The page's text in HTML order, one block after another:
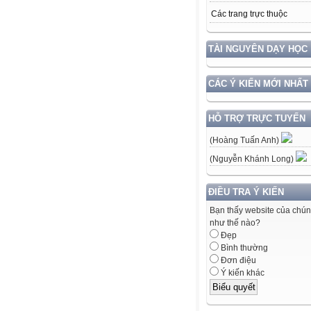
Các trang trực thuộc
TÀI NGUYÊN DẠY HỌC
CÁC Ý KIẾN MỚI NHẤT
HỖ TRỢ TRỰC TUYẾN
(Hoàng Tuấn Anh)
(Nguyễn Khánh Long)
ĐIỀU TRA Ý KIẾN
Bạn thấy website của
như thế nào?
Đẹp
Bình thường
Đơn điệu
Ý kiến khác